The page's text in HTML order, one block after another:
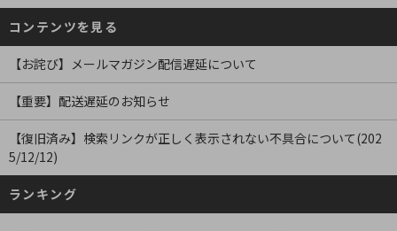
コンテンツを見る
【お詫び】メールマガジン配信遅延について
【重要】配送遅延のお知らせ
【復旧済み】検索リンクが正しく表示されない不具合について(202
5/12/12)
ランキング